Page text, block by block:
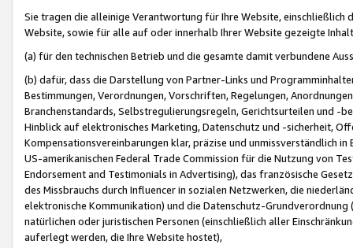
Sie tragen die alleinige Verantwortung für Ihre Website,
Website, sowie für alle auf oder innerhalb Ihrer Website gezeigte
(a) für den technischen Betrieb und die gesamte damit verbundene
(b) dafür, dass die Darstellung von Partner-Links und
Bestimmungen, Verordnungen, Vorschriften, Regelungen,
Branchenstandards, Selbstregulierungsregeln, Gerichtsurteilen und -
Hinblick auf elektronisches Marketing, Datenschutz und -sicherheit,
Kompensationsvereinbarungen klar, präzise und unmissverständlich
US-amerikanischen Federal Trade Commission für die Nutzung von
Endorsement and Testimonials in Advertising), das französische
des Missbrauchs durch Influencer in sozialen Netzwerken, die
elektronische Kommunikation) und die Datenschutz-
natürlichen oder juristischen Personen (einschließlich aller
auferlegt werden, die Ihre Website hostet),